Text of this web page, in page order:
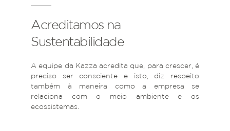
Acreditamos na
Sustentabilidade
A equipe da Kazza acredita que, para crescer, é
preciso ser consciente e isto, diz respeito
também à maneira como a empresa se
relaciona com o meio ambiente e os
ecossistemas.